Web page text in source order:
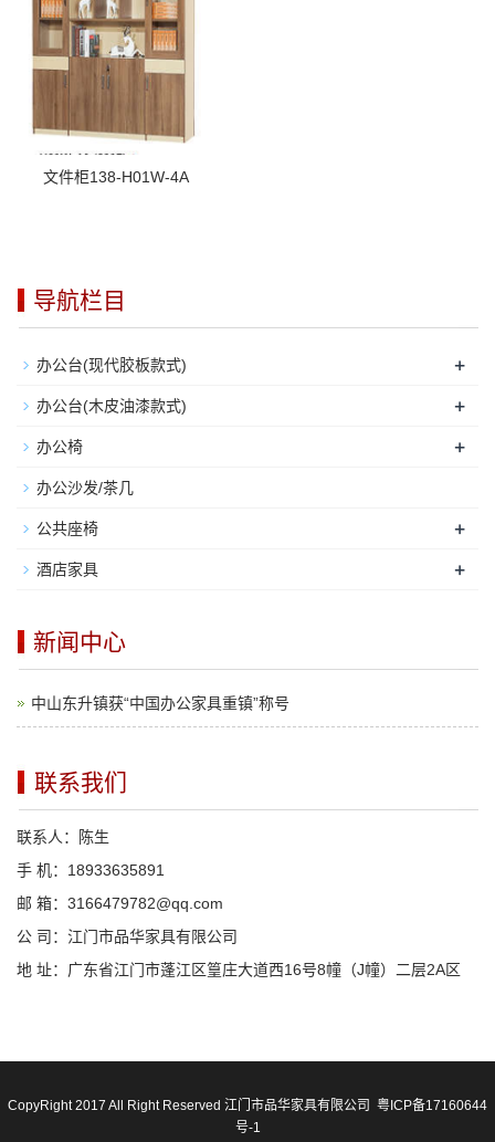
文件柜138-H01W-4A
导航栏目
办公台(现代胶板款式) +
办公台(木皮油漆款式) +
办公椅 +
办公沙发/茶几
公共座椅 +
酒店家具 +
新闻中心
中山东升镇获“中国办公家具重镇”称号
联系我们
联系人：陈生
手 机：18933635891
邮 箱：3166479782@qq.com
公 司：江门市品华家具有限公司
地 址：广东省江门市蓬江区篁庄大道西16号8幢（J幢）二层2A区
CopyRight 2017 All Right Reserved 江门市品华家具有限公司 粤ICP备17160644
号-1